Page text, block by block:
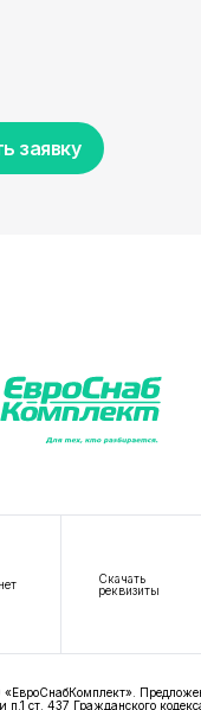
заявку
Скачать
реквизиты
п.1 ст. 437 Гражданского